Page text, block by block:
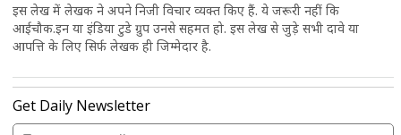
इस लेख में लेखक ने अपने निजी विचार व्यक्त किए हैं. ये जरूरी नहीं कि
आईचौक.इन या इंडिया टुडे ग्रुप उनसे सहमत हो. इस लेख से जुड़े सभी दावे या
आपत्ति के लिए सिर्फ लेखक ही जिम्मेदार है.